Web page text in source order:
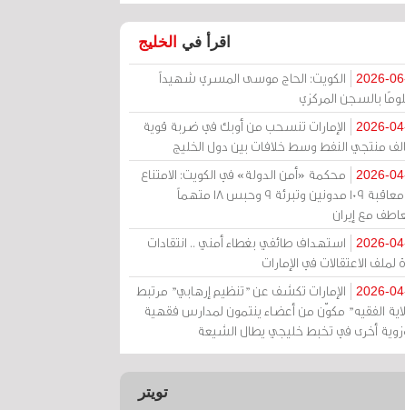
اقرأ في الخليج
2026-
الكويت: الحاج موسى المسري شهيداً
بالسجن المركزي
2026-
الإمارات تنسحب من أوبك في ضربة قوية
منتجي النفط وسط خلافات بين دول الخليج
2026-
محكمة «أمن الدولة» في الكويت: الامتناع
عن معاقبة 109 مدونين وتبرئة 9 وحبس 18 متهماً
مع إيران
2026-
استهداف طائفي بغطاء أمني .. انتقادات
لملف الاعتقالات في الإمارات
2026-
الإمارات تكشف عن "تنظيم إرهابي" مرتبط
الفقيه" مكوّن من أعضاء ينتمون لمدارس فقهية
أخرى في تخبط خليجي يطال الشيعة
تويتر